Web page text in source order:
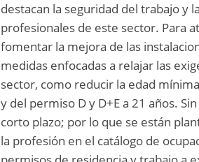
destacan la seguridad del trabajo y
profesionales de este sector. Para
fomentar la mejora de las
medidas enfocadas a relajar las
sector, como reducir la edad
y del permiso D y D+E a 21 años.
corto plazo; por lo que se están
la profesión en el catálogo de